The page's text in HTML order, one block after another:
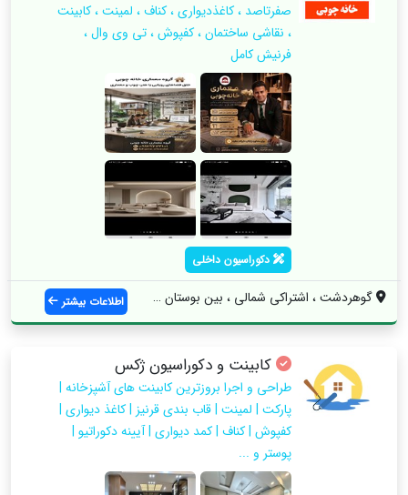
صفرتاصد ، کاغذدیواری ، کناف ، لمینت ، کابینت
، نقاشی ساختمان ، کفپوش ، تی وی وال ،
فرنیش کامل
دکوراسیون داخلی
گوهردشت ، اشتراکی شمالی ، بین بوستان 18 ... اطلاعات بیشتر
کابینت و دکوراسیون ژکس
طراحی و اجرا بروزترین کابینت های آشپزخانه |
پارکت | لمینت | قاب بندی قرنیز | کاغذ دیواری |
کفپوش | کناف | کمد دیواری | آیینه دکوراتیو |
پوستر و ...